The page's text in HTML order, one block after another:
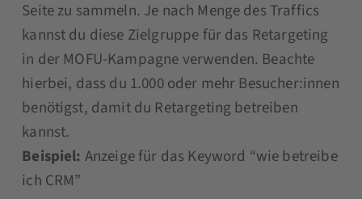
Seite zu sammeln. Je nach Menge des Traffics
kannst du diese Zielgruppe für das Retargeting
in der MOFU-Kampagne verwenden. Beachte
hierbei, dass du 1.000 oder mehr Besucher:innen
benötigst, damit du Retargeting betreiben
kannst.
Beispiel: Anzeige für das Keyword “wie betreibe
ich CRM”